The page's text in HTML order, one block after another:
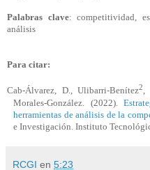
Palabras clave: competitividad,
análisis
Para citar:
Cab-Álvarez, D., Ulibarri-Benítez2,
Morales-González. (2022).
herramientas de análisis de la
e Investigación. Instituto
RCGI en 5:23